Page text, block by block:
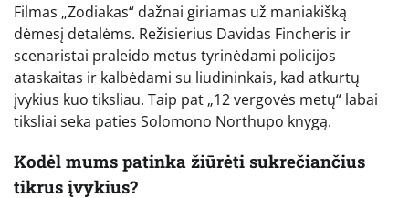
Filmas „Zodiakas“ dažnai giriamas už maniakišką
dėmesį detalėms. Režisierius Davidas Fincheris ir
scenaristai praleido metus tyrinėdami policijos
ataskaitas ir kalbėdami su liudininkais, kad atkurtų
įvykius kuo tiksliau. Taip pat „12 vergovės metų“ labai
tiksliai seka paties Solomono Northupo knygą.
Kodėl mums patinka žiūrėti sukrečiančius
tikrus įvykius?